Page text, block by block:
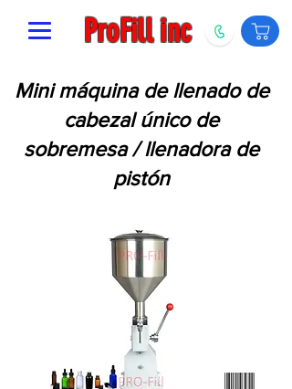
ProFill inc
Mini máquina de llenado de
cabezal único de
sobremesa / llenadora de
pistón